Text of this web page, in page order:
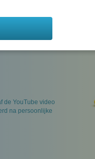
Freemake
bekijken. Directe
de YouTube video
na persoonlijke